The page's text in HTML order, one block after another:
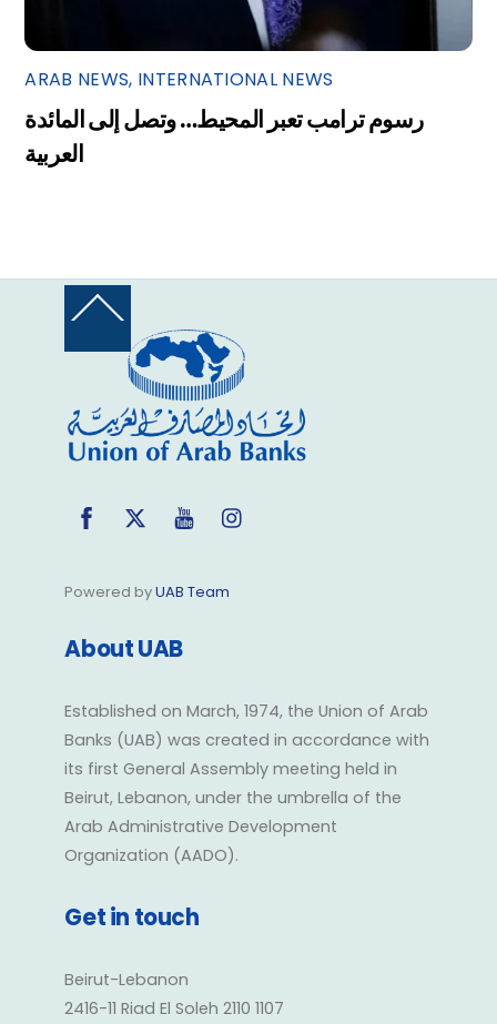
ARAB NEWS, INTERNATIONAL NEWS
رسوم ترامب تعبر المحيط… وتصل إلى المائدة
العربية
Back
Top
FacebookTwitter YouTube
Powered byUAB Team
About UAB
Established on March, 1974, the Union of Arab
Banks (UAB) was created in accordance with
its first General Assembly meeting held in
Beirut, Lebanon, under the umbrella of the
Arab Administrative Development
Organization (AADO).
Get in touch
Beirut-Lebanon
2416-11 Riad El Soleh 2110 1107